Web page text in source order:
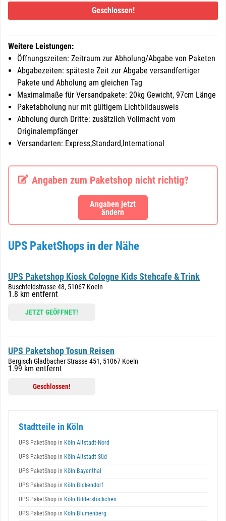
Geschlossen!
Weitere Leistungen:
Öffnungszeiten: Zeitraum zur Abholung/Abgabe von Paketen
Abgabezeiten: späteste Zeit zur Abgabe versandfertiger
Pakete und Abholung am gleichen Tag
Maximalmaße für Versandpakete: 20kg Gewicht, 97cm Länge
Paketabholung nur mit gültigem Lichtbildausweis
Abholung durch Dritte: zusätzlich Vollmacht vom
Originalempfänger
Versandarten: Express,Standard,International
Angaben zum Paketshop nicht richtig?
Angaben jetzt
ändern
UPS PaketShops in der Nähe
UPS Paketshop Kiosk Cologne Kids Stehcafe & Trink
Buschfeldstrasse 48, 51067 Koeln
1.8 km entfernt
JETZT GEÖFFNET!
UPS Paketshop Tosun Reisen
Bergisch Gladbacher Strasse 451, 51067 Koeln
1.99 km entfernt
Geschlossen!
Stadtteile in Köln
UPS PaketShop in Köln Altstadt-Nord
UPS PaketShop in Köln Altstadt-Süd
UPS PaketShop in Köln Bayenthal
UPS PaketShop in Köln Bickendorf
UPS PaketShop in Köln Bilderstöckchen
UPS PaketShop in Köln Blumenberg